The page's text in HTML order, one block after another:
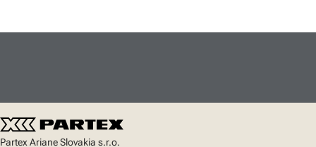
Partex Ariane Slovakia s.r.o.